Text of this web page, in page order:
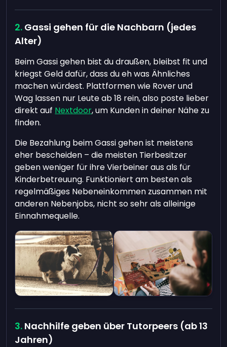
Gassi gehen für die Nachbarn (jedes
Alter)
Beim Gassi gehen bist du draußen, bleibst fit und
kriegst Geld dafür, dass du eh was Ähnliches
machen würdest. Plattformen wie Rover und
Wag lassen nur Leute ab 18 rein, also poste lieber
direkt auf Nextdoor, um Kunden in deiner Nähe zu
finden.
Die Bezahlung beim Gassi gehen ist meistens
eher bescheiden – die meisten Tierbesitzer
geben weniger für ihre Vierbeiner aus als für
Kinderbetreuung. Funktioniert am besten als
regelmäßiges Nebeneinkommen zusammen mit
anderen Nebenjobs, nicht so sehr als alleinige
Einnahmequelle.
Nachhilfe geben über Tutorpeers (ab 13
Jahren)